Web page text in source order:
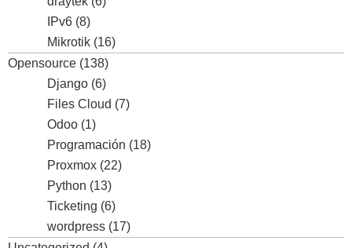
IPv6 (8)
Mikrotik (16)
Opensource (138)
Django (6)
Files Cloud (7)
Odoo (1)
Programación (18)
Proxmox (22)
Python (13)
Ticketing (6)
wordpress (17)